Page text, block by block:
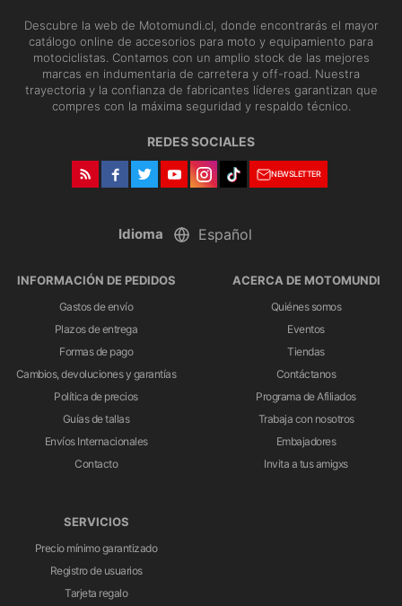
Descubre la web de Motomundi.cl, donde encontrarás el mayor
catálogo online de accesorios para moto y equipamiento para
motociclistas. Contamos con un amplio stock de las mejores
marcas en indumentaria de carretera y off-road. Nuestra
trayectoria y la confianza de fabricantes líderes garantizan que
compres con la máxima seguridad y respaldo técnico.
REDES SOCIALES
NEWSLETTER
Idioma
INFORMACIÓN DE PEDIDOS
Gastos de envío
Plazos de entrega
Formas de pago
Cambios, devoluciones y garantías
Política de precios
Guías de tallas
Envíos Internacionales
Contacto
ACERCA DE MOTOMUNDI
Quiénes somos
Eventos
Tiendas
Contáctanos
Programa de Afiliados
Trabaja con nosotros
Embajadores
Invita a tus amigxs
SERVICIOS
Precio mínimo garantizado
Registro de usuarios
Tarjeta regalo